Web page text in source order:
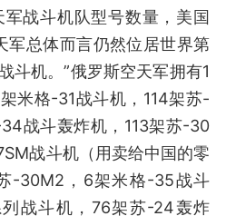
战斗机队型号数量，美国
军总体而言仍然位居世界第
斗机。”俄罗斯空天军拥有1
米格-31战斗机，114架苏-
战斗轰炸机，113架苏-30
战斗机（用卖给中国的零
-30M2，6架米格-35战斗
战斗机，76架苏-24轰炸